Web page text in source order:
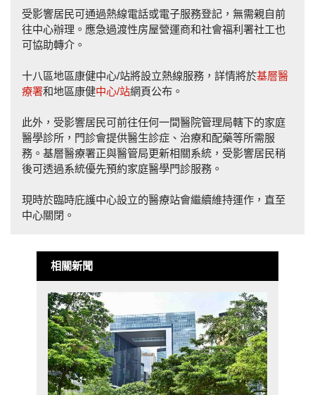
受影響居民可通過熱線電話或電子服務登記，無需親自前
往中心辦理。應急過渡性房屋營運商和社會福利署社工也
可協助轉介。
十八區地區康健中心/站將設立熱線服務，詳情將於基層醫
療署和地區康健中心/站網頁公布。
此外，受影響居民可前往任何一間醫院管理局轄下的家庭
醫學診所，門診會提供醫生診症、治療和配藥等所需服
務。基層醫療署正與醫管局更新相關系統，受影響居民稍
後可透過系統優先預約家庭醫學門診服務。
現時於臨時庇護中心設立的醫療站會繼續維持運作，直至
中心關閉。
相關新聞